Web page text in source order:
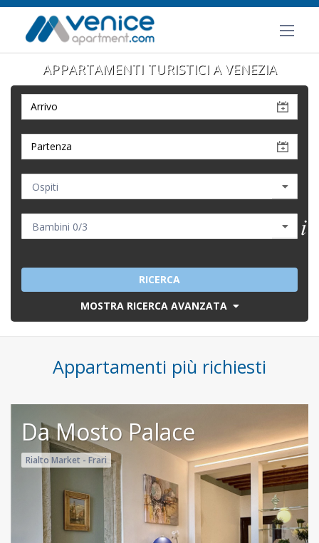
APPARTAMENTI TURISTICI A VENEZIA
RICERCA
MOSTRA RICERCA AVANZATA
Appartamenti più richiesti
Da Mosto Palace
Rialto Market - Frari